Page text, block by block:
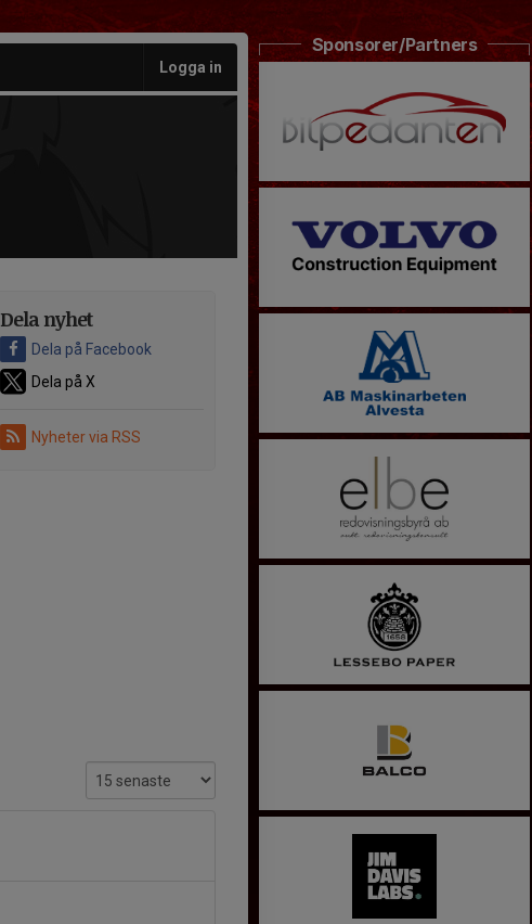
Logga in
Dela nyhet
Dela på Facebook
Dela på X
Nyheter via RSS
Sponsorer/Partners